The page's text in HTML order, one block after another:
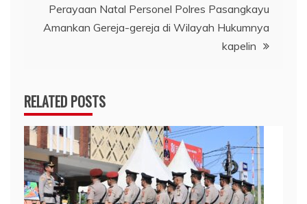
Perayaan Natal Personel Polres Pasangkayu
Amankan Gereja-gereja di Wilayah Hukumnya
kapelin
RELATED POSTS